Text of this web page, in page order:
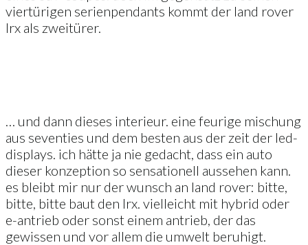
viertürigen serienpendants kommt der land rover
lrx als zweitürer.
… und dann dieses interieur. eine feurige mischung
aus seventies und dem besten aus der zeit der led-
displays. ich hätte ja nie gedacht, dass ein auto
dieser konzeption so sensationell aussehen kann.
es bleibt mir nur der wunsch an land rover: bitte,
bitte, bitte baut den lrx. vielleicht mit hybrid oder
e-antrieb oder sonst einem antrieb, der das
gewissen und vor allem die umwelt beruhigt.